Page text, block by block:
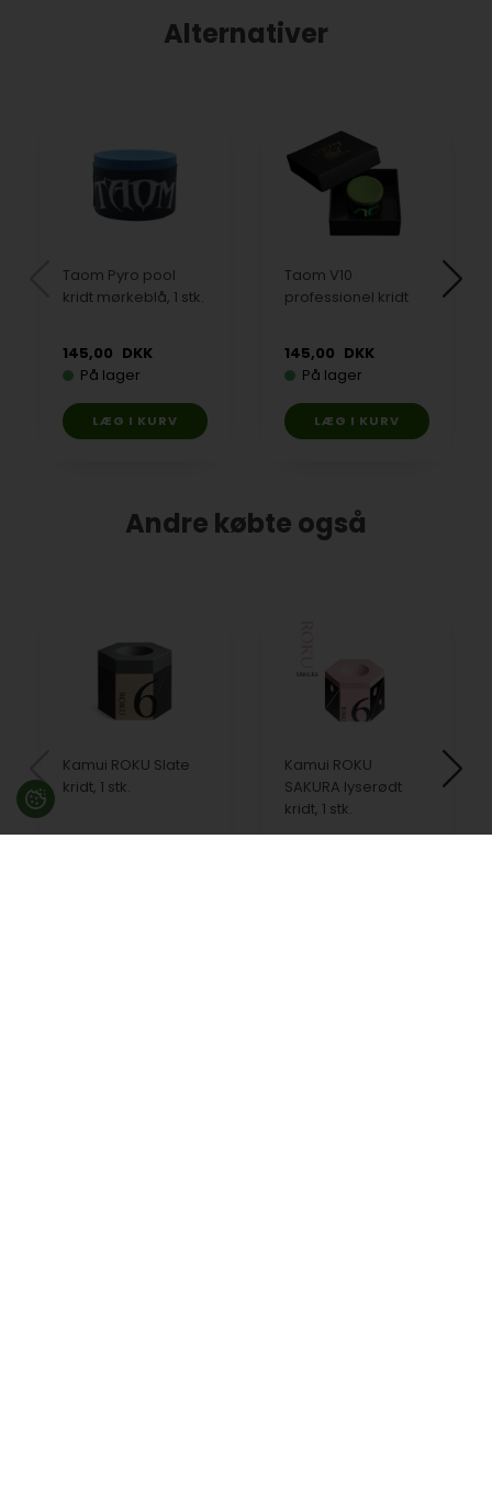
Alternativer
Taom Pyro pool
kridt mørkeblå, 1 stk.
145,00 DKK
På lager
Taom V10
professionel kridt
145,00 DKK
På lager
Andre købte også
Kamui ROKU Slate
kridt, 1 stk.
Kamui ROKU
SAKURA lyserødt
kridt, 1 stk.